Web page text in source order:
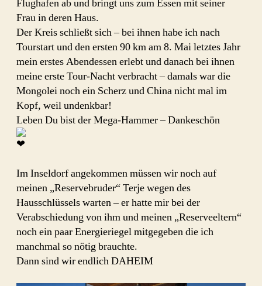
Flughafen ab und bringt uns zum Essen mit seiner
Frau in deren Haus.
Der Kreis schließt sich – bei ihnen habe ich nach
Tourstart und den ersten 90 km am 8. Mai letztes Jahr
mein erstes Abendessen erlebt und danach bei ihnen
meine erste Tour-Nacht verbracht – damals war die
Mongolei noch ein Scherz und China nicht mal im
Kopf, weil undenkbar!
Leben Du bist der Mega-Hammer – Dankeschön
Im Inseldorf angekommen müssen wir noch auf
meinen „Reservebruder“ Terje wegen des
Hausschlüssels warten – er hatte mir bei der
Verabschiedung von ihm und meinen „Reserveeltern“
noch ein paar Energieriegel mitgegeben die ich
manchmal so nötig brauchte.
Dann sind wir endlich DAHEIM